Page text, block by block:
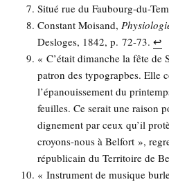
Situé rue du Fau­bourg-du-
Constant Moi­sand,
Des­loges, 1842, p. 72-73.↩︎
« C’é­tait dimanche la fête de
patron des typo­grapbes. Elle
l’é­pa­nouis­se­ment du
feuilles. Ce serait une rai­son
digne­ment par ceux qu’il
croyons-nous à Bel­fort »,
répu­bli­cain du Ter­ri­toire de
« Ins­tru­ment de musique